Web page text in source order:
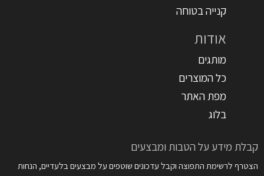
קנייה בטוחה
אודות
מותגים
כל המוצרים
מפת האתר
בלוג
קבלת מידע על הטבות ומבצעים
הצטרף לרשימת התפוצה וקבל עדכונים שוטפים על מבצעים בלעדיים, הנחות